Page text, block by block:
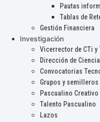
Pautas
Tablas de
Gestión Financiera
Investigación
Vicerrector de CTi
Dirección de
Convocatorias
Grupos y semilleros
Pascualino
Talento Pascualino
Lazos